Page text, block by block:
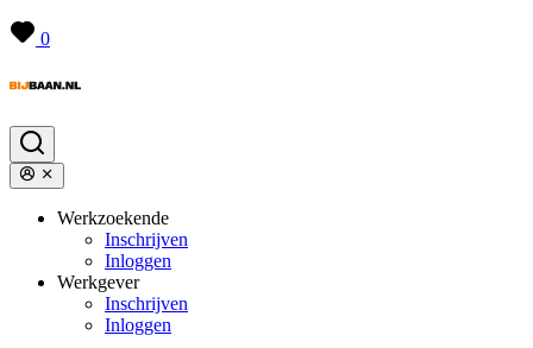
0
Werkzoekende
Inschrijven
Inloggen
Werkgever
Inschrijven
Inloggen